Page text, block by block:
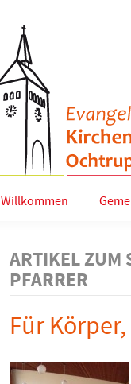
Willkommen
ARTIKEL ZUM
PFARRER
Für